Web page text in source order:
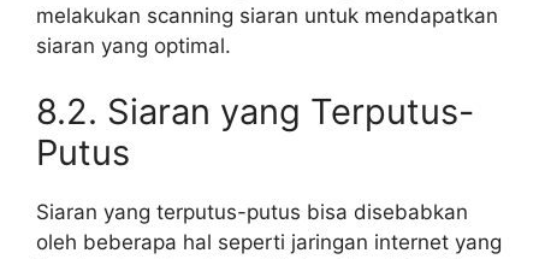
melakukan scanning siaran untuk mendapatkan
siaran yang optimal.
8.2. Siaran yang Terputus-
Putus
Siaran yang terputus-putus bisa disebabkan
oleh beberapa hal seperti jaringan internet yang